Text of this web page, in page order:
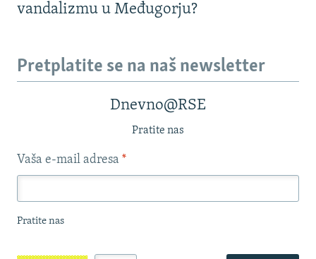
vandalizmu u Međugorju?
Pretplatite se na naš newsletter
Dnevno@RSE
Pratite nas
Vaša e-mail adresa *
Pratite nas